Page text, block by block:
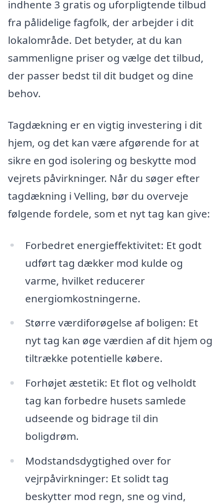
indhente 3 gratis og uforpligtende tilbud
fra pålidelige fagfolk, der arbejder i dit
lokalområde. Det betyder, at du kan
sammenligne priser og vælge det tilbud,
der passer bedst til dit budget og dine
behov.
Tagdækning er en vigtig investering i dit
hjem, og det kan være afgørende for at
sikre en god isolering og beskytte mod
vejrets påvirkninger. Når du søger efter
tagdækning i Velling, bør du overveje
følgende fordele, som et nyt tag kan give:
Forbedret energieffektivitet: Et godt
udført tag dækker mod kulde og
varme, hvilket reducerer
energiomkostningerne.
Større værdiforøgelse af boligen: Et
nyt tag kan øge værdien af dit hjem og
tiltrække potentielle købere.
Forhøjet æstetik: Et flot og velholdt
tag kan forbedre husets samlede
udseende og bidrage til din
boligdrøm.
Modstandsdygtighed over for
vejrpåvirkninger: Et solidt tag
beskytter mod regn, sne og vind,